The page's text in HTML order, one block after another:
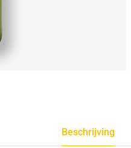
Beschrijving